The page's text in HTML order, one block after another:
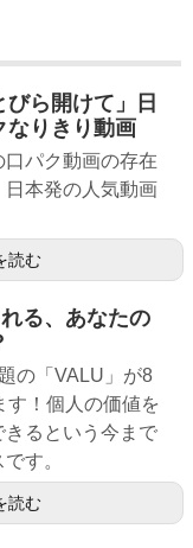
ら開けて」日
なりきり動画
口パク動画の存在
本発の人気動画
読む
る、あなたの
の「VALU」が8
す！個人の価値を
きるという今まで
す。
読む